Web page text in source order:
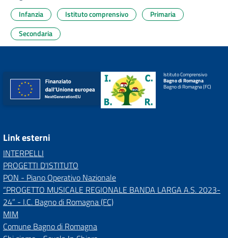
Infanzia Istituto comprensivo
Primaria
Secondaria
Istituto Comprensivo
Bagno di Romagna
Bagno di Romagna (FC)
Link esterni
INTERPELLI
PROGETTI D'ISTITUTO
PON - Piano Operativo Nazionale
“PROGETTO MUSICALE REGIONALE BANDA LARGA A.S. 2023-
24” - I.C. Bagno di Romagna (FC)
MIM
Comune Bagno di Romagna